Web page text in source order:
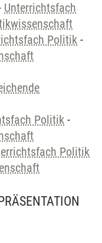
Unterrichtsfach
Politik -
Politik -
Politik